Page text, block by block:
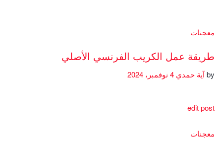
معجنات
طريقة عمل الكريب الفرنسي الأصلي
byآية حمدي
edit post
معجنات